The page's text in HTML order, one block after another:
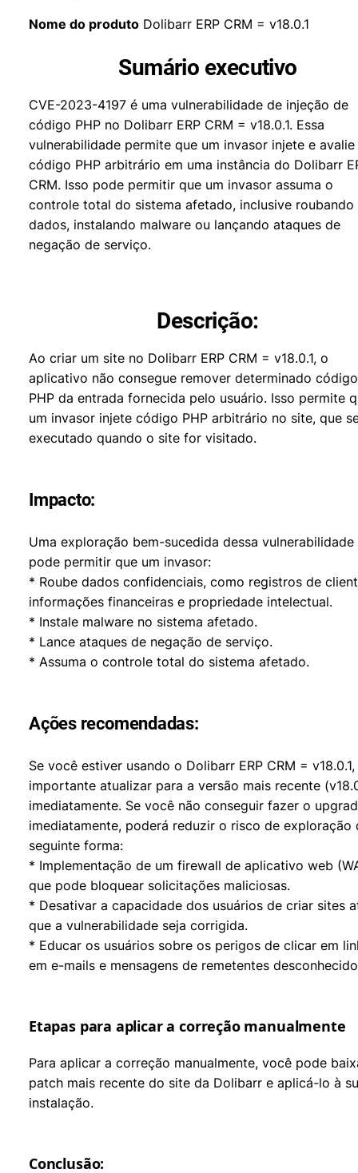
Nome do produto Dolibarr ERP CRM = v18.0.1
Sumário executivo
CVE-2023-4197 é uma vulnerabilidade de injeção de
código PHP no Dolibarr ERP CRM = v18.0.1. Essa
vulnerabilidade permite que um invasor injete e avalie
código PHP arbitrário em uma instância do Dolibarr
CRM. Isso pode permitir que um invasor assuma o
controle total do sistema afetado, inclusive roubando
dados, instalando malware ou lançando ataques de
negação de serviço.
Descrição:
Ao criar um site no Dolibarr ERP CRM = v18.0.1, o
aplicativo não consegue remover determinado código
PHP da entrada fornecida pelo usuário. Isso permite
um invasor injete código PHP arbitrário no site, que
executado quando o site for visitado.
Impacto:
Uma exploração bem-sucedida dessa vulnerabilidade
pode permitir que um invasor:
* Roube dados confidenciais, como registros de
informações financeiras e propriedade intelectual.
* Instale malware no sistema afetado.
* Lance ataques de negação de serviço.
* Assuma o controle total do sistema afetado.
Ações recomendadas:
Se você estiver usando o Dolibarr ERP CRM = v18.0.1,
importante atualizar para a versão mais recente
imediatamente. Se você não conseguir fazer o
imediatamente, poderá reduzir o risco de exploração
seguinte forma:
* Implementação de um firewall de aplicativo web
que pode bloquear solicitações maliciosas.
* Desativar a capacidade dos usuários de criar sites
que a vulnerabilidade seja corrigida.
* Educar os usuários sobre os perigos de clicar em
em e-mails e mensagens de remetentes
Etapas para aplicar a correção manualmente
Para aplicar a correção manualmente, você pode
patch mais recente do site da Dolibarr e aplicá-lo à
instalação.
Conclusão: